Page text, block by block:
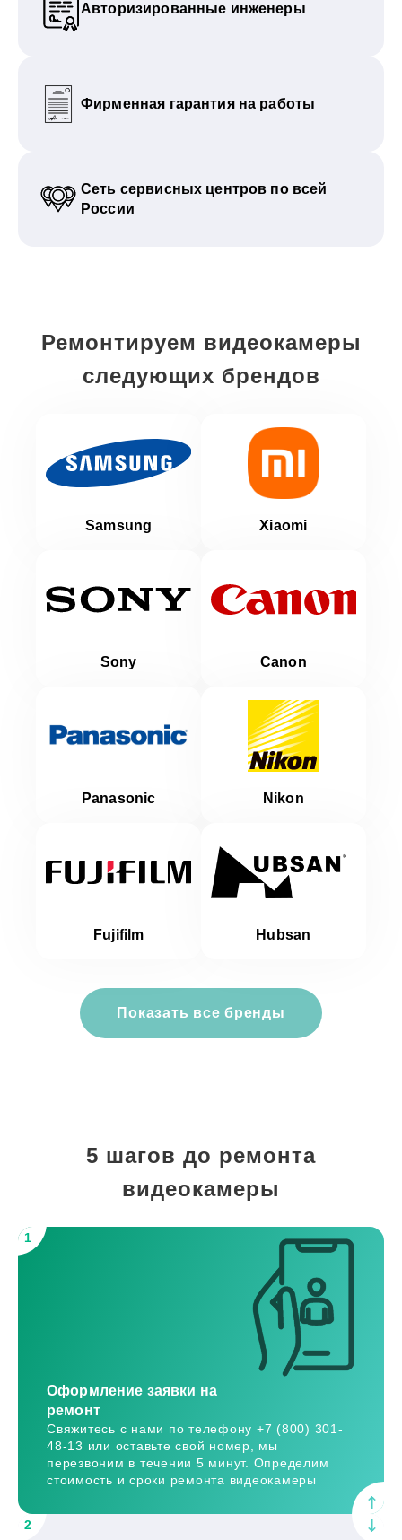
Авторизированные инженеры
Фирменная гарантия на работы
Сеть сервисных центров по всей
России
Ремонтируем видеокамеры
следующих брендов
Samsung Xiaomi
Sony Canon
Panasonic Nikon
Fujifilm Hubsan
Показать все бренды
5 шагов до ремонта
видеокамеры
1
Оформление заявки на
ремонт
Свяжитесь с нами по телефону +7 (800) 301-
48-13 или оставьте свой номер, мы
перезвоним в течении 5 минут. Определим
стоимость и сроки ремонта видеокамеры
2